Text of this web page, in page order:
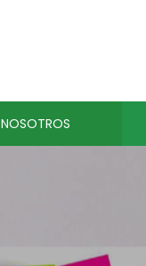
NOSOTROS